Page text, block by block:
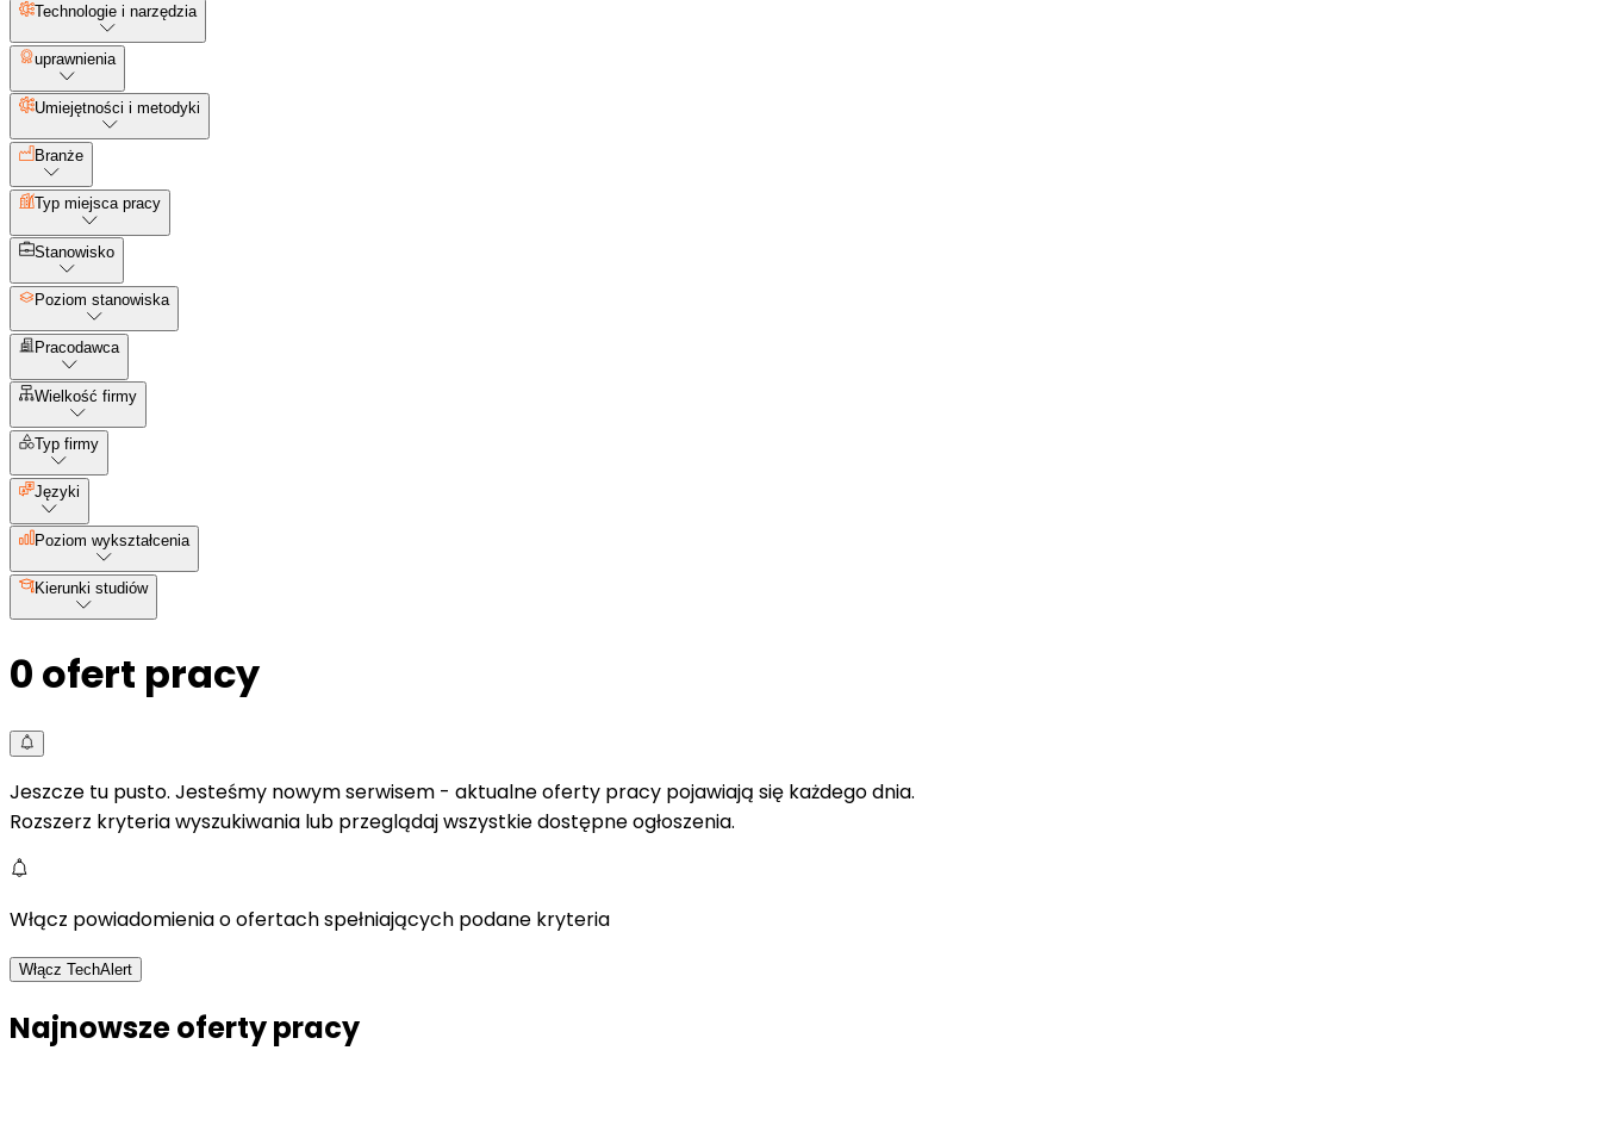
Technologie i narzędzia
uprawnienia
Umiejętności i metodyki
Branże
Typ miejsca pracy
Stanowisko
Poziom stanowiska
Pracodawca
Wielkość firmy
Typ firmy
Języki
Poziom wykształcenia
Kierunki studiów
0 ofert pracy
Jeszcze tu pusto. Jesteśmy nowym serwisem - aktualne oferty pracy pojawiają się każdego dnia.
Rozszerz kryteria wyszukiwania lub przeglądaj wszystkie dostępne ogłoszenia.
Włącz powiadomienia o ofertach spełniających podane kryteria
Włącz TechAlert
Najnowsze oferty pracy